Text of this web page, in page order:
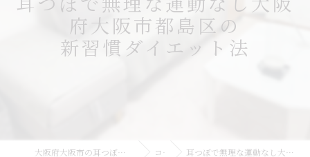
府大阪市都島区の
新習慣ダイエット法
大阪府大阪市の耳つぼなら耳つぼダイエットサロンふーみん コラム 耳つぼで無理な運動なし大阪府大阪市都島区の新習慣ダイエット法